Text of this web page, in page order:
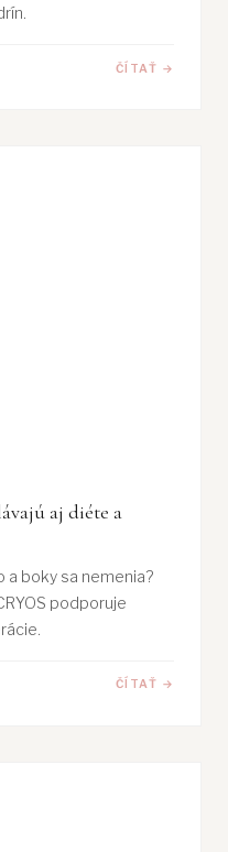
ČÍTAŤ →
aj diéte a
a boky sa nemenia?
podporuje
ČÍTAŤ →